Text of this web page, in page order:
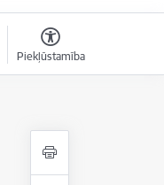
Piekļūstamība